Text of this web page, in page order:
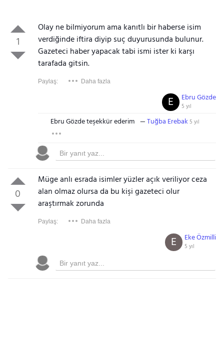
1
Olay ne bilmiyorum ama kanıtlı bir haberse isim
verdiğinde iftira diyip suç duyurusunda bulunur.
Gazeteci haber yapacak tabi ismi ister ki karşı
tarafada gitsin.
Paylaş: Daha fazla
Ebru Gözde
5 yıl
E
Ebru Gözde teşekkür ederim Tuğba Erebak 5 yıl
0
Müge anlı esrada isimler yüzler açık veriliyor ceza
alan olmaz olursa da bu kişi gazeteci olur
araştırmak zorunda
Paylaş: Daha fazla
Eke Özmilli
5 yıl
E